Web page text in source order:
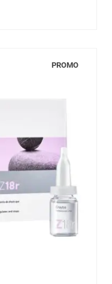
PROMO